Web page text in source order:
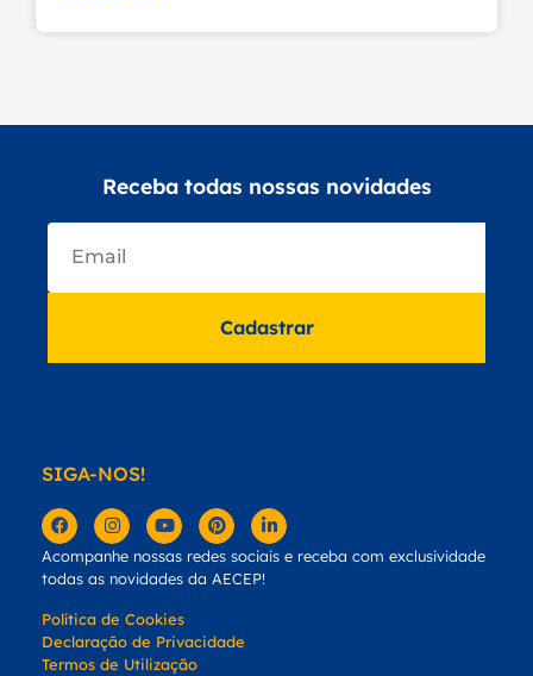
Receba todas nossas novidades
Cadastrar
SIGA-NOS!
Acompanhe nossas redes sociais e receba com exclusividade
todas as novidades da AECEP!
Política de Cookies
Declaração de Privacidade
Termos de Utilização